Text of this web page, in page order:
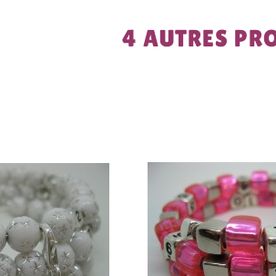
4 AUTRES